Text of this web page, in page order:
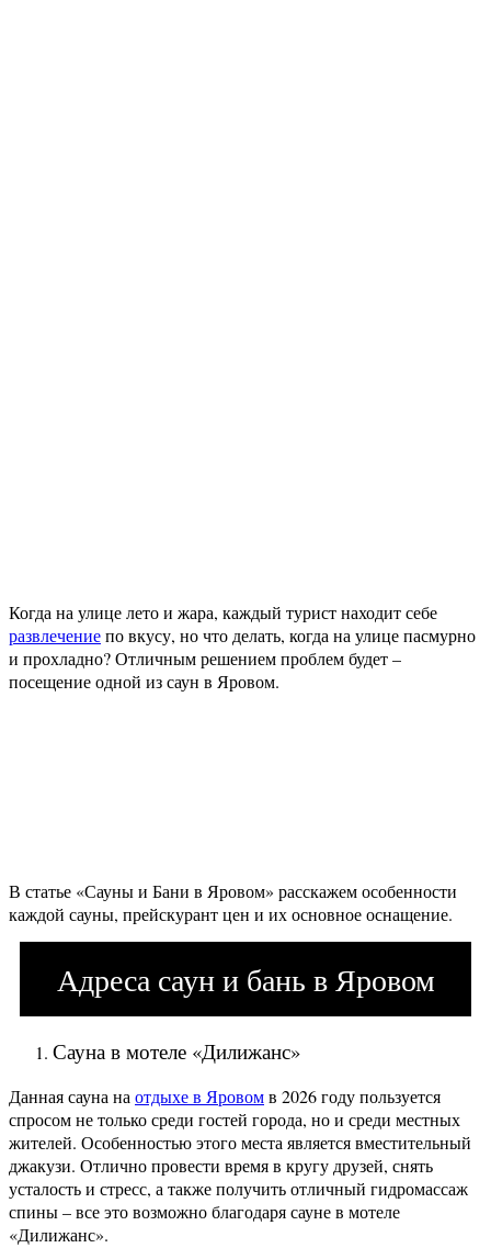
Когда на улице лето и жара, каждый турист находит себе
развлечениепо вкусу, но что делать, когда на улице пасмурно
и прохладно? Отличным решением проблем будет –
посещение одной из саун в Яровом.
В статье «Сауны и Бани в Яровом» расскажем особенности
каждой сауны, прейскурант цен и их основное оснащение.
Адреса саун и бань в Яровом
Сауна в мотеле «Дилижанс»
Данная сауна наотдыхе в Яровомв 2026 году пользуется
спросом не только среди гостей города, но и среди местных
жителей. Особенностью этого места является вместительный
джакузи. Отлично провести время в кругу друзей, снять
усталость и стресс, а также получить отличный гидромассаж
спины – все это возможно благодаря сауне в мотеле
«Дилижанс».